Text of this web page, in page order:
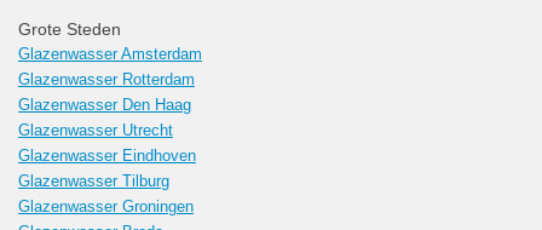
Grote Steden
Glazenwasser Amsterdam
Glazenwasser Rotterdam
Glazenwasser Den Haag
Glazenwasser Utrecht
Glazenwasser Eindhoven
Glazenwasser Tilburg
Glazenwasser Groningen